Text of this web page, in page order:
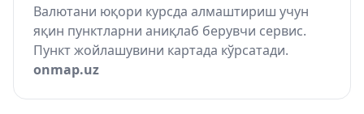
Валютани юқори курсда алмаштириш учун
яқин пунктларни аниқлаб берувчи сервис.
Пункт жойлашувини картада кўрсатади.
onmap.uz